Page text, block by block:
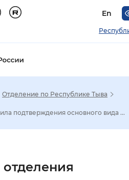
En
отображения
Увеличенный
Отделение по Республике Тыва
подтверждения основного вида ...